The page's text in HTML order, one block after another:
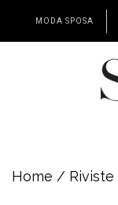
MODA SPOSA
Home / Riviste